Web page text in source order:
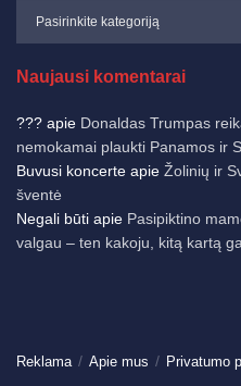
Naujausi komentarai
??? apie Donaldas Trumpas
nemokamai plaukti Panamos ir
Buvusi koncerte apie Žolinių ir
šventė
Negali būti apie Pasipiktino
valgau – ten kakoju, kitą kartą
Reklama Apie mus Privatumo